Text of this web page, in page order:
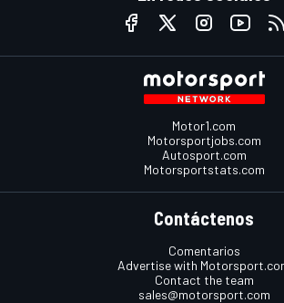
Motor1.com
Motorsportjobs.com
Autosport.com
Motorsportstats.com
Contáctenos
Comentarios
Advertise with
Contact the team
sales@motorsport.com